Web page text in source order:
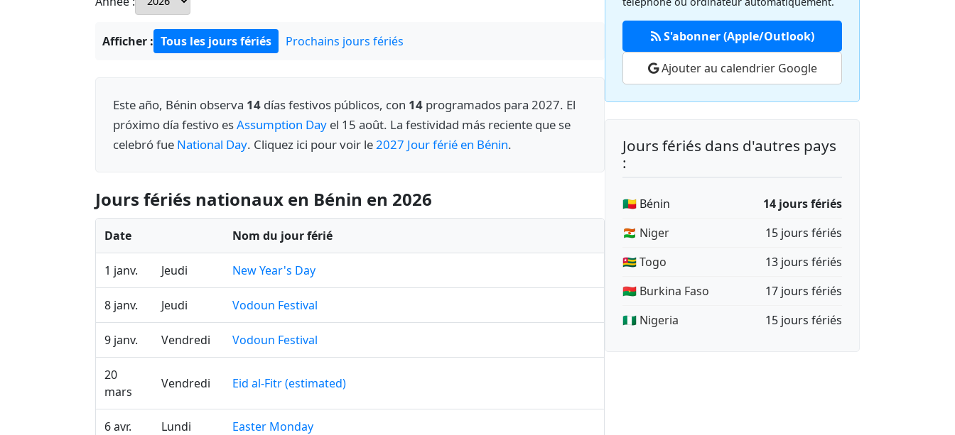
Afficher : Tous les jours fériés Prochains jours fériés
Este año, Bénin observa 14 días festivos públicos, con 14 programados para 2027. El
próximo día festivo esAssumption Day el 15 août. La festividad más reciente que se
celebró fue National Day. Cliquez ici pour voir le2027 Jour férié en Bénin.
Jours fériés nationaux en Bénin en 2026
Date Nom du jour férié
1 janv. Jeudi New Year's Day
8 janv. Jeudi Vodoun Festival
9 janv. Vendredi Vodoun Festival
20
mars
Vendredi Eid al-Fitr (estimated)
6 avr. Lundi Easter Monday
S'abonner (Apple/Outlook)
Ajouter au calendrier Google
Jours fériés dans d'autres pays
:
🇧🇯 Bénin
14 jours fériés
🇳🇪 Niger
15 jours fériés
🇹🇬 Togo
13 jours fériés
🇧🇫 Burkina Faso
17 jours fériés
🇳🇬 Nigeria
15 jours fériés